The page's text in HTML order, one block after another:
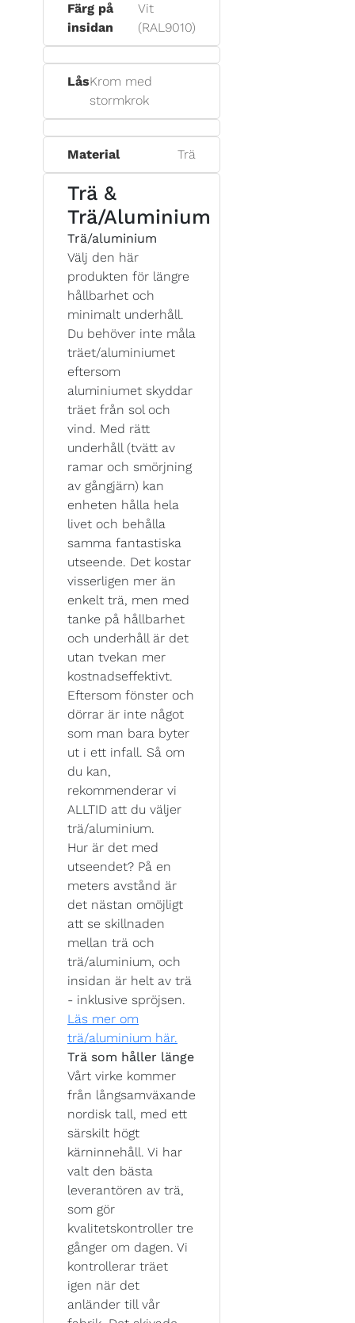
Färg på
insidan
Vit
(RAL9010)
LåsKrom med
stormkrok
Material Trä
Trä &
Trä/Aluminium
Trä/aluminium
Välj den här
produkten för längre
hållbarhet och
minimalt underhåll.
Du behöver inte måla
träet/aluminiumet
eftersom
aluminiumet skyddar
träet från sol och
vind. Med rätt
underhåll (tvätt av
ramar och smörjning
av gångjärn) kan
enheten hålla hela
livet och behålla
samma fantastiska
utseende. Det kostar
visserligen mer än
enkelt trä, men med
tanke på hållbarhet
och underhåll är det
utan tvekan mer
kostnadseffektivt.
Eftersom fönster och
dörrar är inte något
som man bara byter
ut i ett infall. Så om
du kan,
rekommenderar vi
ALLTID att du väljer
trä/aluminium.
Hur är det med
utseendet? På en
meters avstånd är
det nästan omöjligt
att se skillnaden
mellan trä och
trä/aluminium, och
insidan är helt av trä
- inklusive spröjsen.
Läs mer om
trä/aluminium här.
Trä som håller länge
Vårt virke kommer
från långsamväxande
nordisk tall, med ett
särskilt högt
kärninnehåll. Vi har
valt den bästa
leverantören av trä,
som gör
kvalitetskontroller tre
gånger om dagen. Vi
kontrollerar träet
igen när det
anländer till vår